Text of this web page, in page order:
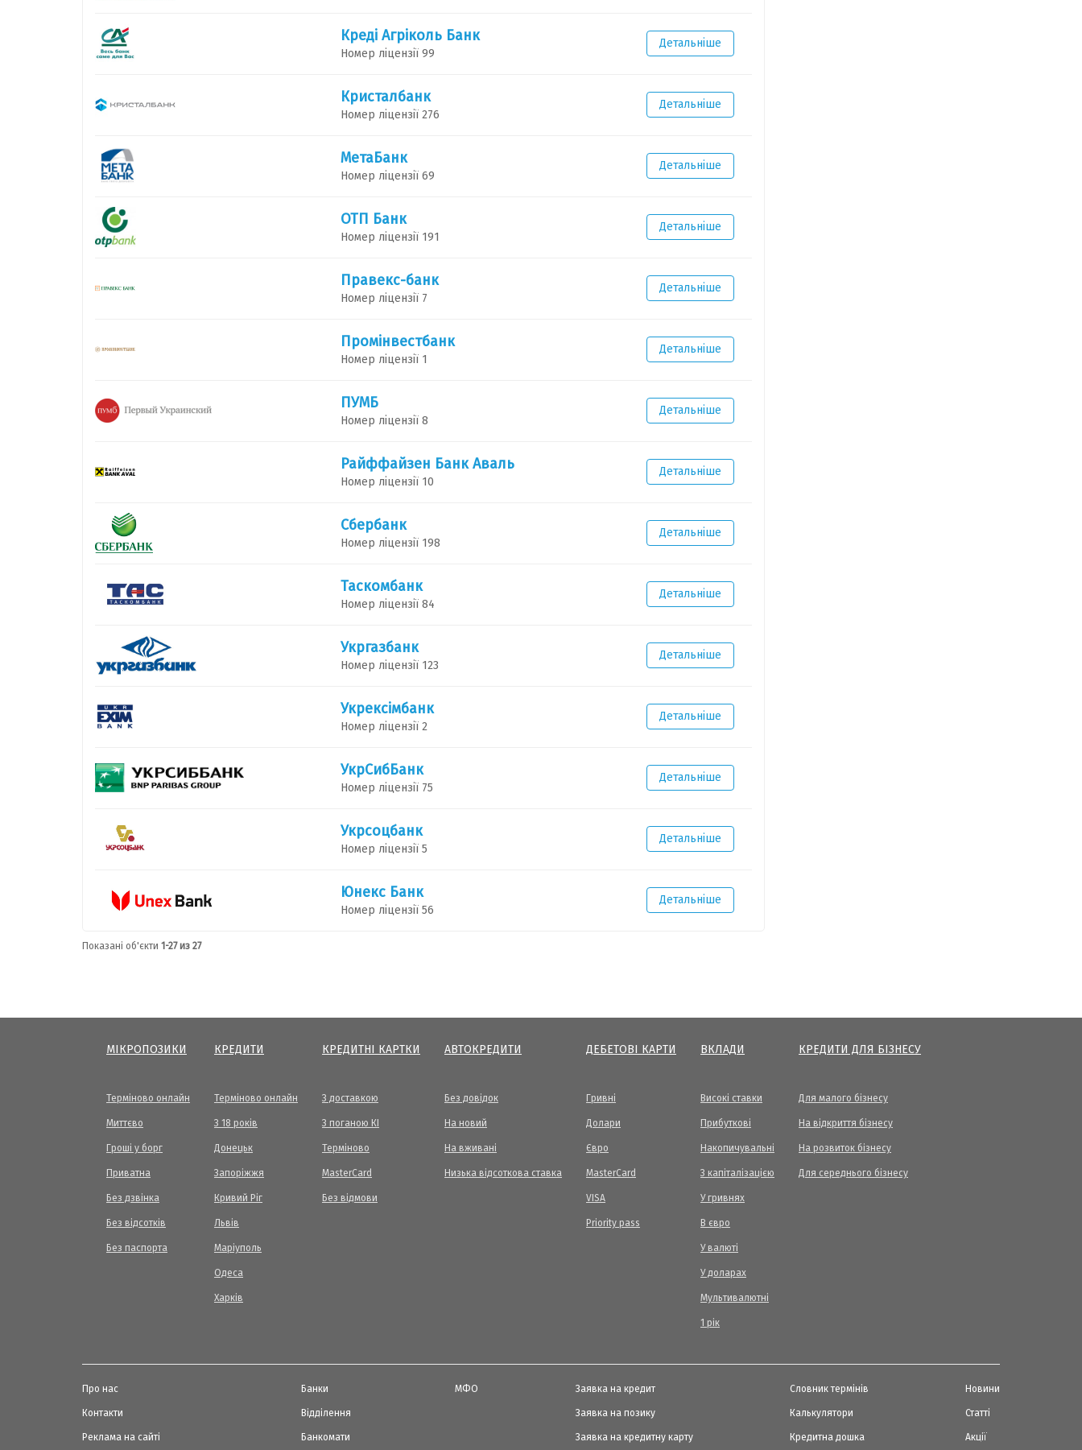
Креді Агріколь Банк
Номер ліцензії 99
Детальніше
Кристалбанк
Номер ліцензії 276
Детальніше
МетаБанк
Номер ліцензії 69
Детальніше
ОТП Банк
Номер ліцензії 191
Детальніше
Правекс-банк
Номер ліцензії 7
Детальніше
Промінвестбанк
Номер ліцензії 1
Детальніше
ПУМБ
Номер ліцензії 8
Детальніше
Райффайзен Банк Аваль
Номер ліцензії 10
Детальніше
Сбербанк
Номер ліцензії 198
Детальніше
Таскомбанк
Номер ліцензії 84
Детальніше
Укргазбанк
Номер ліцензії 123
Детальніше
Укрексімбанк
Номер ліцензії 2
Детальніше
УкрСибБанк
Номер ліцензії 75
Детальніше
Укрсоцбанк
Номер ліцензії 5
Детальніше
Юнекс Банк
Номер ліцензії 56
Детальніше
Показані об'єкти 1-27 из 27
МІКРОПОЗИКИ
Терміново онлайн
Миттєво
Гроші у борг
Приватна
Без дзвінка
Без відсотків
Без паспорта
КРЕДИТИ
Терміново онлайн
З 18 років
Донецьк
Запоріжжя
Кривий Ріг
Львів
Маріуполь
Одеса
Харків
КРЕДИТНІ КАРТКИ
З доставкою
З поганою КІ
Терміново
МasterCard
Без відмови
АВТОКРЕДИТИ
Без довідок
На новий
На вживані
Низька відсоткова ставка
ДЕБЕТОВІ КАРТИ
Гривні
Долари
Євро
MasterCard
VISA
Priority pass
ВКЛАДИ
Високі ставки
Прибуткові
Накопичувальні
З капіталізацією
У гривнях
В євро
У валюті
У доларах
Мультивалютні
1 рік
КРЕДИТИ ДЛЯ БІЗНЕСУ
Для малого бізнесу
На відкриття бізнесу
На розвиток бізнесу
Для середнього бізнесу
Про нас
Контакти
Реклама на сайті
Банки
Відділення
Банкомати
МФО Заявка на кредит
Заявка на позику
Заявка на кредитну карту
Словник термінів
Калькулятори
Кредитна дошка
Новини
Статті
Акції